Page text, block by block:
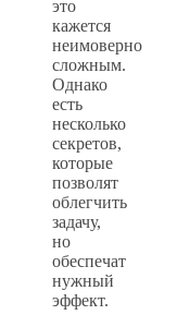
это
кажется
неимоверно
сложным.
Однако
есть
несколько
секретов,
которые
позволят
облегчить
задачу,
но
обеспечат
нужный
эффект.